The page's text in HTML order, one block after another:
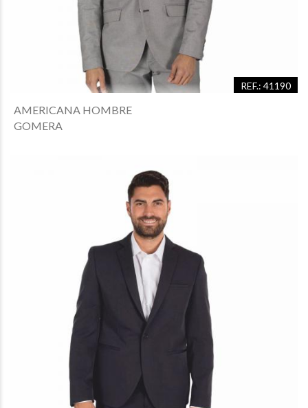
REF.: 41190
AMERICANA HOMBRE
GOMERA